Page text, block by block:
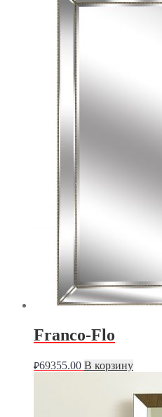
Franco-Flo
₽69355.00 В корзину